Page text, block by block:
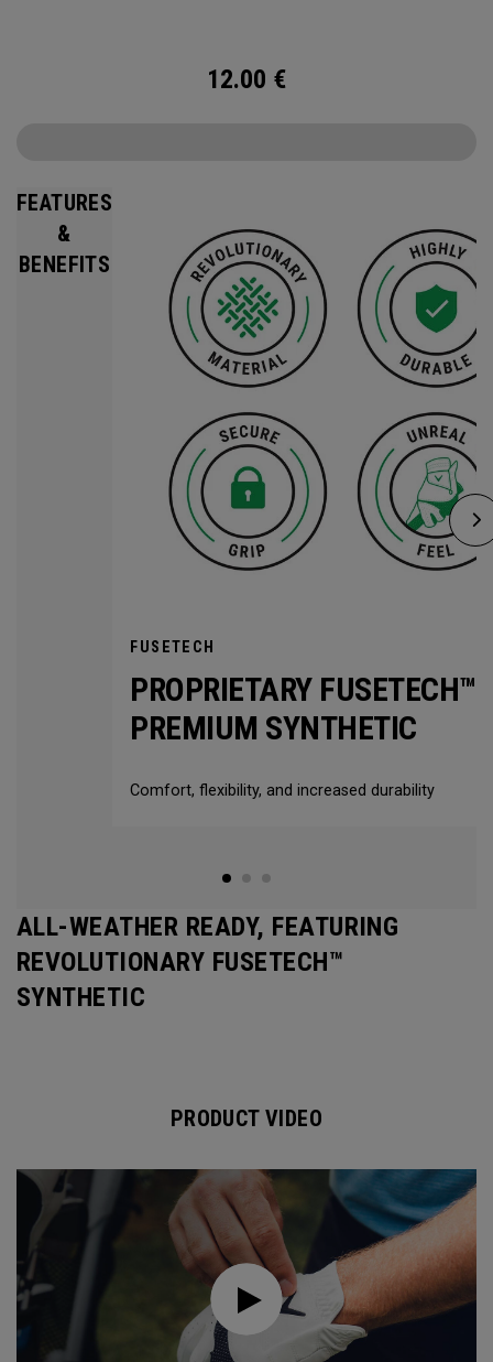
12.00 €
FEATURES
&
BENEFITS
FUSETECH
PROPRIETARY FUSETECH™
PREMIUM SYNTHETIC
Comfort, flexibility, and increased durability
ALL-WEATHER READY, FEATURING
REVOLUTIONARY FUSETECH™
SYNTHETIC
PRODUCT VIDEO